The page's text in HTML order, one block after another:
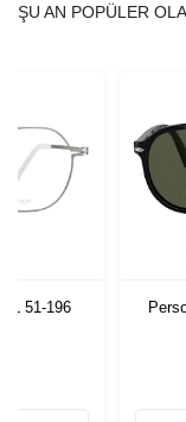
ŞU AN POPÜLER
51-196